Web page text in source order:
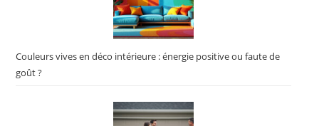
Couleurs vives en déco intérieure : énergie positive ou faute de
goût ?